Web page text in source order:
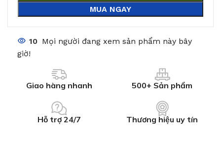
MUA NGAY
10 Mọi người đang xem sản phẩm này bây
giờ!
Giao hàng nhanh 500+ Sản phẩm
Hỗ trợ 24/7 Thương hiệu uy tín